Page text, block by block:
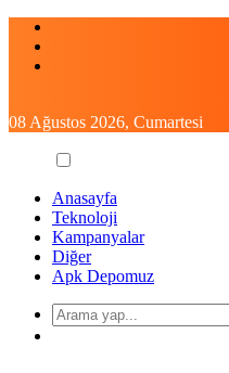
Skip
content
08 Ağustos 2026, Cumartesi
Anasayfa
Teknoloji
Kampanyalar
Diğer
Apk Depomuz